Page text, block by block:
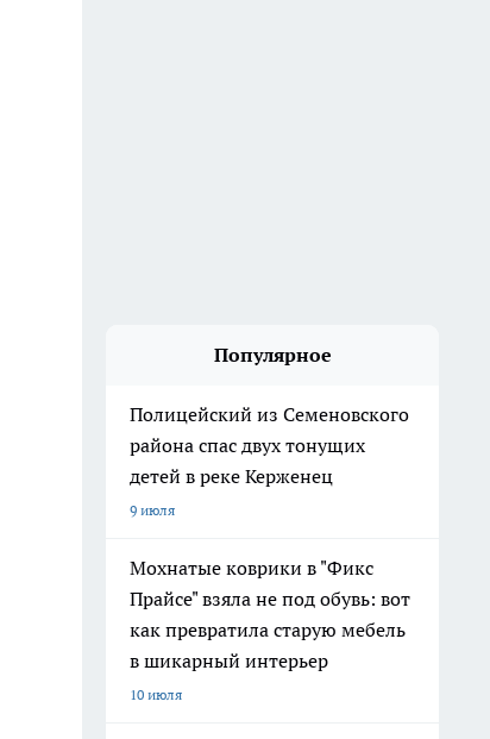
Популярное
Полицейский из Семеновского
района спас двух тонущих
детей в реке Керженец
9 июля
Мохнатые коврики в "Фикс
Прайсе" взяла не под обувь: вот
как превратила старую мебель
в шикарный интерьер
10 июля